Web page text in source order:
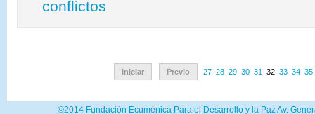
conflictos
Iniciar Previo 27 28 29 30 31 32 33 34 35
©2014 Fundación Ecuménica Para el Desarrollo y la Paz Av.